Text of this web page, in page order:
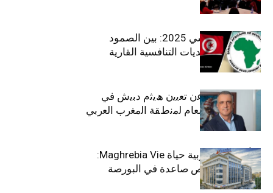
الاقتصاد التونسي 2025: بين الصمود
الاجتماعي وتحديات التنافسية القارية
ﺗﯾﺗرا ﺑﺎك ﺗﻌﻠن ﻋن ﺗﻌﯾﯾن ھﯾﺛم دﺑﯾش ﻓﻲ
ﻣﻧﺻب اﻟﻣدﯾر اﻟﻌﺎم ﻟﻣﻧطﻘﺔ اﻟﻣﻐرب اﻟﻌرﺑﻲ
وﻏرب أﻓرﯾﻘﯾﺎ
التأمينات المغربية حياة Maghrebia Vie:
فاعل رائد بفرص صاعدة في البورصة
(+34.8%)